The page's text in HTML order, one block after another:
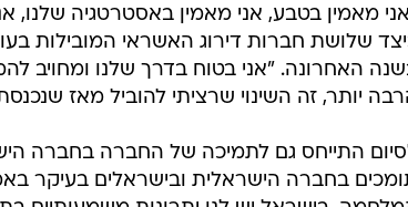
"אני מאמין בטבע ובאסטרטגיה שלנו". פרנסיס / אלעד מלכה